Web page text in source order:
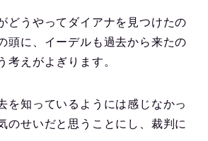
どうやってダイアナを見つけたの
頭に、イーデルも過去から来たの
考えがよぎります。
を知っているようには感じなかっ
のせいだと思うことにし、裁判に